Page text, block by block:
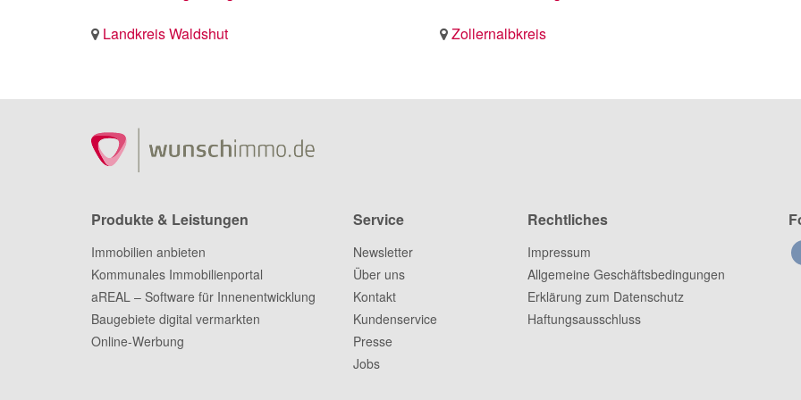
Landkreis Waldshut
Zollernalbkreis
Produkte & Leistungen
Immobilien anbieten
Kommunales Immobilienportal
aREAL – Software für Innenentwicklung
Baugebiete digital vermarkten
Online-Werbung
Service
Newsletter
Über uns
Kontakt
Kundenservice
Presse
Jobs
Rechtliches
Impressum
Allgemeine Geschäftsbedingungen
Erklärung zum Datenschutz
Haftungsausschluss